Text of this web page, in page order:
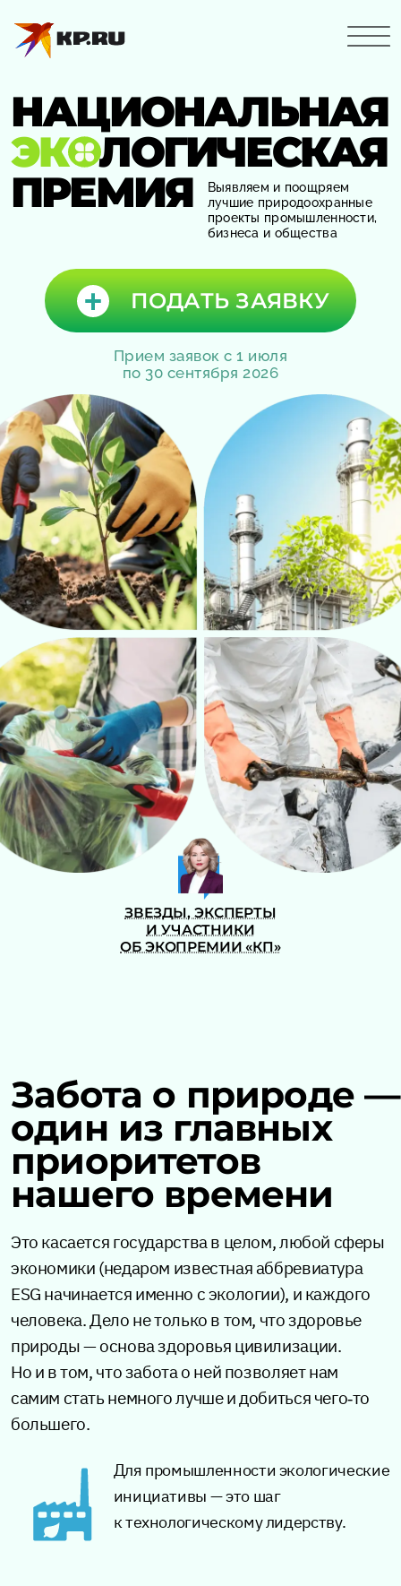
НАЦИОНАЛЬНАЯ
ЭК ЛОГИЧЕСКАЯ
ПРЕМИЯ
Выявляем и поощряем
лучшие природоохранные
проекты промышленности,
бизнеса и общества
Прием заявок с 1 июля
по 30 сентября 2026
ПОДАТЬ ЗАЯВКУ
ЗВЕЗДЫ, ЭКСПЕРТЫ
И УЧАСТНИКИ
ОБ ЭКОПРЕМИИ «КП»
Забота о природе —
один из главных
приоритетов
нашего времени
Это касается государства в целом, любой сферы
экономики (недаром известная аббревиатура
ESG начинается именно с экологии), и каждого
человека. Дело не только в том, что здоровье
природы — основа здоровья цивилизации.
Но и в том, что забота о ней позволяет нам
самим стать немного лучше и добиться чего‑то
большего.
Для промышленности экологические
инициативы — это шаг
к технологическому лидерству.